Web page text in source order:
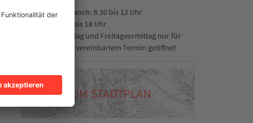
Montag bis Mittwoch: 8.30 bis 12 Uhr
Donnerstag: 14 bis 18 Uhr
Montagnachmittag und Freitagvormittag nur für
Besuchende mit vereinbartem Termin geöffnet
ZUM STADTPLAN